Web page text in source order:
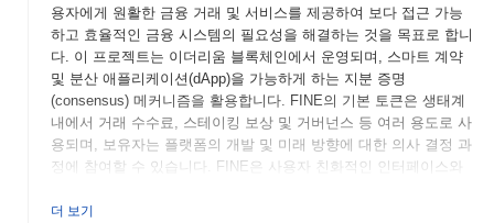
용자에게 원활한 금융 거래 및 서비스를 제공하여 보다 접근 가능
하고 효율적인 금융 시스템의 필요성을 해결하는 것을 목표로 합니
다. 이 프로젝트는 이더리움 블록체인에서 운영되며, 스마트 계약
및 분산 애플리케이션(dApp)을 가능하게 하는 지분 증명
(consensus) 메커니즘을 활용합니다. FINE의 기본 토큰은 생태계
내에서 거래 수수료, 스테이킹 보상 및 거버넌스 등 여러 용도로 사
용되며, 보유자는 플랫폼의 개발 및 미래 방향에 대한 의사 결정 과
정에 참여할 수 있습니다. FINE은 사용자 친화적인 인터페이스와
한 플레이어로 자리 잡고 있습니다. 이 프로젝트는 보안과 투명성
더 보기